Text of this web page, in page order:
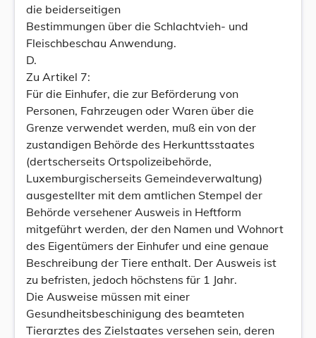
die beiderseitigen
Bestimmungen über die Schlachtvieh- und
Fleischbeschau Anwendung.
D.
Zu Artikel 7:
Für die Einhufer, die zur Beförderung von
Personen, Fahrzeugen oder Waren über die
Grenze verwendet werden, muß ein von der
zustandigen Behörde des Herkunttsstaates
(dertscherseits Ortspolizeibehörde,
Luxemburgischerseits Gemeindeverwaltung)
ausgestellter mit dem amtlichen Stempel der
Behörde versehener Ausweis in Heftform
mitgeführt werden, der den Namen und Wohnort
des Eigentümers der Einhufer und eine genaue
Beschreibung der Tiere enthalt. Der Ausweis ist
zu befristen, jedoch höchstens für 1 Jahr.
Die Ausweise müssen mit einer
Gesundheitsbeschinigung des beamteten
Tierarztes des Zielstaates versehen sein, deren